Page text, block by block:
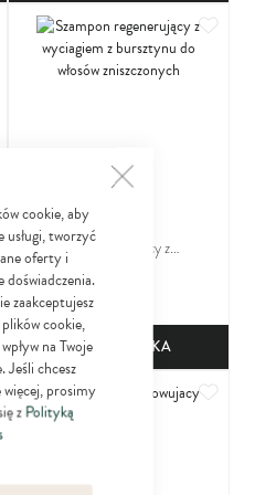
cookie, aby
usługi, tworzyć
oferty i
doświadczenia.
zaakceptujesz
cookie,
na Twoje
Jeśli chcesz
więcej, prosimy
zPolityką
Dodaj do ulubionych
Jantar Medica
Szampon regenerujący z
wyciagiem z bursztynu do
włosów zniszczonych
DO KOSZYKA
Dodaj do ulubionych